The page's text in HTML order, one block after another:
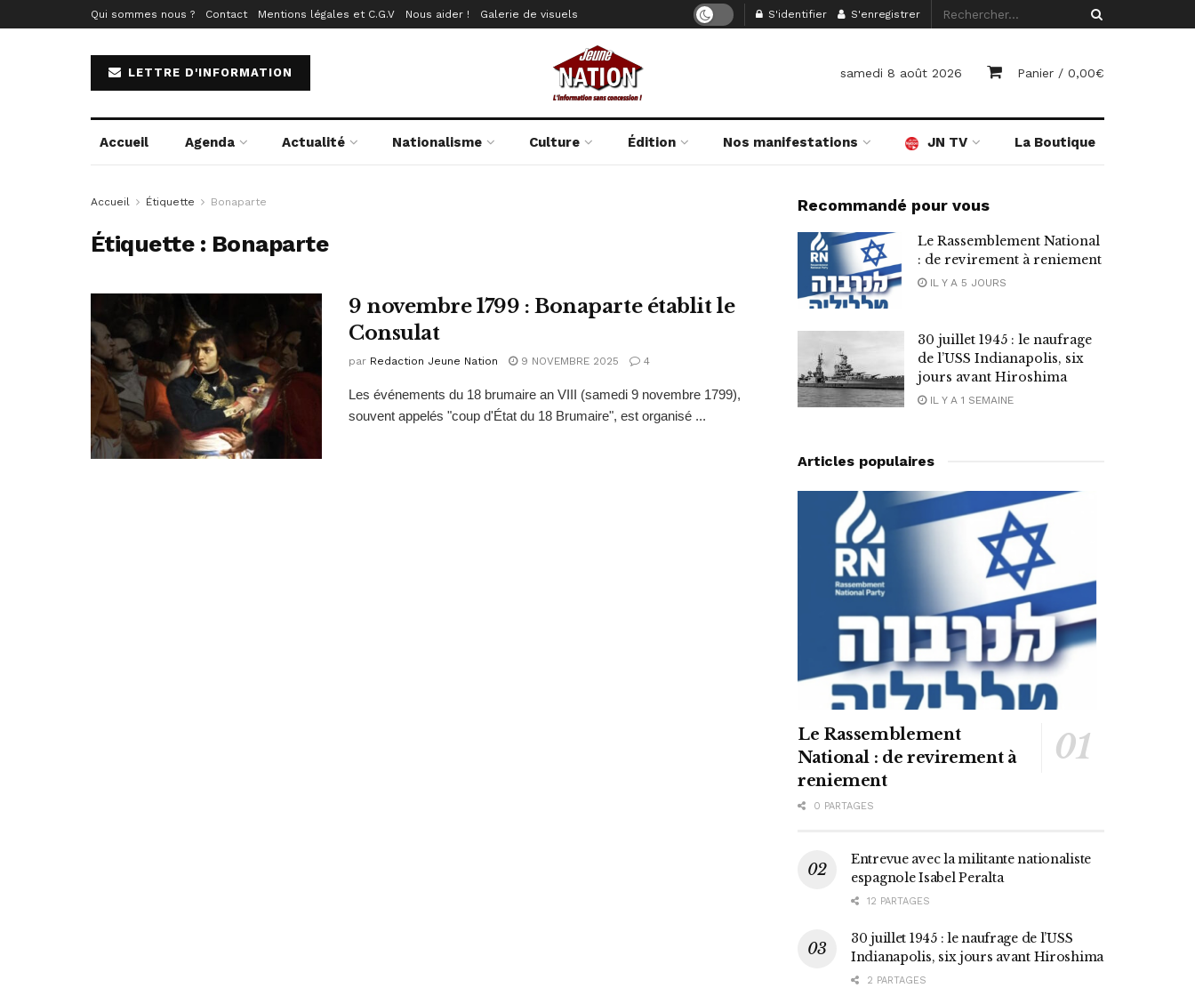
Qui sommes nous ? Contact Mentions légales et C.G.V Nous aider ! Galerie de visuels S'identifier S'enregistrer
LETTRE D'INFORMATION samedi 8 août 2026 Panier / 0,00€
Accueil Agenda Actualité Nationalisme Culture Édition Nos manifestations JN TV La Boutique
Accueil Étiquette Bonaparte
Étiquette : Bonaparte
9 novembre 1799 : Bonaparte établit le
Consulat
par Redaction Jeune Nation 9 NOVEMBRE 2025 4
Les événements du 18 brumaire an VIII (samedi 9 novembre 1799),
souvent appelés "coup d'État du 18 Brumaire", est organisé ...
Recommandé pour vous
Le Rassemblement National
: de revirement à reniement
IL Y A 5 JOURS
30 juillet 1945 : le naufrage
de l’USS Indianapolis, six
jours avant Hiroshima
IL Y A 1 SEMAINE
Articles populaires
Le Rassemblement
National : de revirement à
reniement
0 PARTAGES
Entrevue avec la militante nationaliste
espagnole Isabel Peralta
12 PARTAGES
30 juillet 1945 : le naufrage de l’USS
Indianapolis, six jours avant Hiroshima
2 PARTAGES